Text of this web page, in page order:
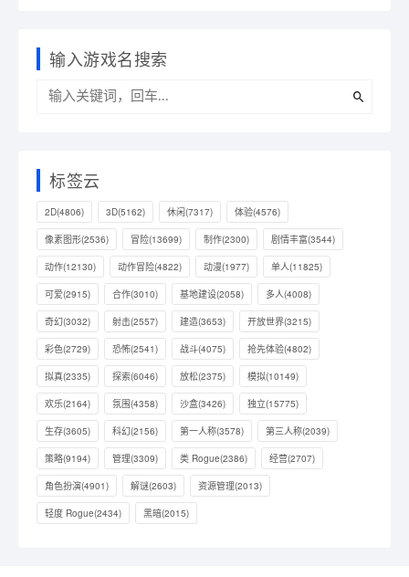
输入游戏名搜索
标签云
2D(4806) 3D(5162) 休闲(7317) 体验(4576)
像素图形(2536) 冒险(13699) 制作(2300) 剧情丰富(3544)
动作(12130) 动作冒险(4822) 动漫(1977) 单人(11825)
可爱(2915) 合作(3010) 基地建设(2058) 多人(4008)
奇幻(3032) 射击(2557) 建造(3653) 开放世界(3215)
彩色(2729) 恐怖(2541) 战斗(4075) 抢先体验(4802)
拟真(2335) 探索(6046) 放松(2375) 模拟(10149)
欢乐(2164) 氛围(4358) 沙盒(3426) 独立(15775)
生存(3605) 科幻(2156) 第一人称(3578) 第三人称(2039)
策略(9194) 管理(3309) 类 Rogue(2386) 经营(2707)
角色扮演(4901) 解谜(2603) 资源管理(2013)
轻度 Rogue(2434) 黑暗(2015)